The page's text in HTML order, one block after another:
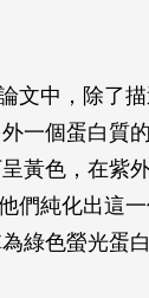
文中，除了
一個蛋白質
黃色，在紫
們純化出這
綠色螢光蛋白